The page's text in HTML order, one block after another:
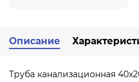
Описание
Труба канализационная